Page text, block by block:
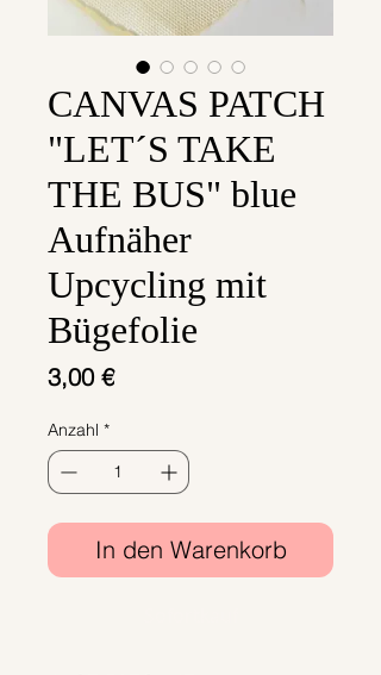
CANVAS PATCH
"LET´S TAKE
THE BUS" blue
Aufnäher
Upcycling mit
Bügefolie
3,00 €Preis
Anzahl *
In den Warenkorb